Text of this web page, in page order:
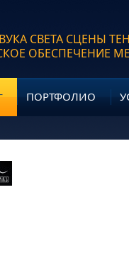
СВЕТА СЦЕНЫ
ОБЕСПЕЧЕНИЕ
ПОРТФОЛИО